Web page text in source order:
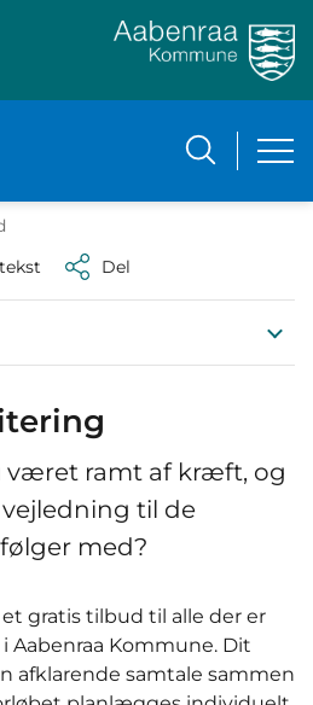
Del
været ramt af kræft, og
til de
med?
gratis tilbud til alle der er
Aabenraa Kommune. Dit
afklarende samtale sammen